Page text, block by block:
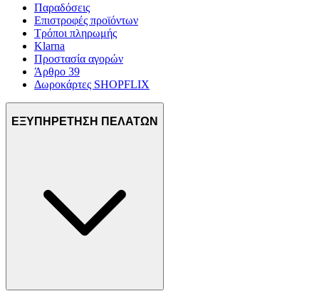
Παραδόσεις
Επιστροφές προϊόντων
Τρόποι πληρωμής
Klarna
Προστασία αγορών
Άρθρο 39
Δωροκάρτες SHOPFLIX
ΕΞΥΠΗΡΕΤΗΣΗ ΠΕΛΑΤΩΝ